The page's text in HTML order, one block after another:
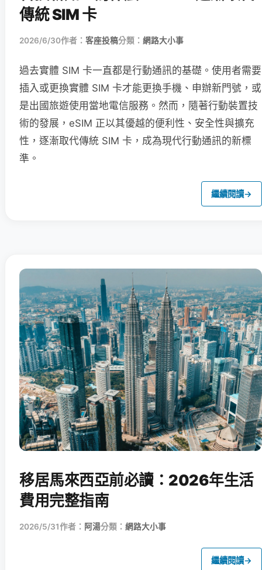
傳統 SIM 卡
2026/6/30作者： 客座投稿分類： 網路大小事
過去實體 SIM 卡一直都是行動通訊的基礎。使用者需要
插入或更換實體 SIM 卡才能更換手機、申辦新門號，或
是出國旅遊使用當地電信服務。然而，隨著行動裝置技
術的發展，eSIM 正以其優越的便利性、安全性與擴充
性，逐漸取代傳統 SIM 卡，成為現代行動通訊的新標
準。
繼續閱讀→
移居馬來西亞前必讀：2026年生活
費用完整指南
2026/5/31作者： 阿湯分類： 網路大小事
繼續閱讀→